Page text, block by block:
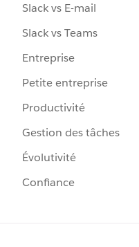
Slack vs E-mail
Slack vs Teams
Entreprise
Petite entreprise
Productivité
Gestion des tâches
Évolutivité
Confiance